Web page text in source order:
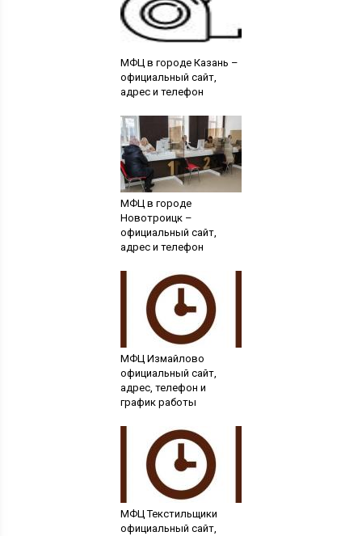
МФЦ в городе Казань –
официальный сайт,
адрес и телефон
МФЦ в городе
Новотроицк –
официальный сайт,
адрес и телефон
МФЦ Измайлово
официальный сайт,
адрес, телефон и
график работы
МФЦ Текстильщики
официальный сайт,